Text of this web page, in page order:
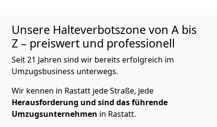
Unsere Halteverbotszone von A bis
Z – preiswert und professionell
Seit 21 Jahren sind wir bereits erfolgreich im
Umzugsbusiness unterwegs.
Wir kennen in Rastatt jede Straße, jede
Herausforderung und sind das führende
Umzugsunternehmen in Rastatt.